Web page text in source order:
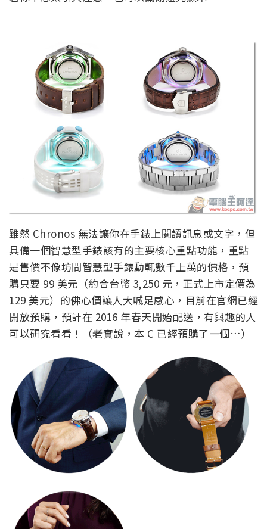
雖然 Chronos 無法讓你在手錶上閱讀訊息或文字，但
具備一個智慧型手錶該有的主要核心重點功能，重點
是售價不像坊間智慧型手錶動輒數千上萬的價格，預
購只要 99 美元（約合台幣 3,250 元，正式上市定價為
129 美元）的佛心價讓人大喊足感心，目前在官網已經
開放預購，預計在 2016 年春天開始配送，有興趣的人
可以研究看看！（老實說，本 C 已經預購了一個…）